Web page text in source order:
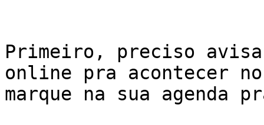
Primeiro, preciso
online pra acontecer
marque na sua agenda